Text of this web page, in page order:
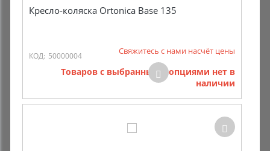
Кресло-коляска Ortonica Base 135
КОД: 50000004 Свяжитесь с нами насчёт цены
Товаров с выбранными опциями нет в
наличии